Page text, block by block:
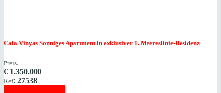
Cala Vinyas Sonniges Apartment in exklusiver 1. Meereslinie-Residenz
Preis:
€ 1.350.000
Ref: 27538